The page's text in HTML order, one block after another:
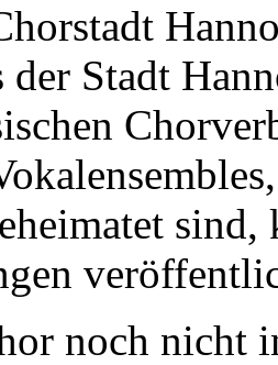
Stadt
sind,
noch nicht